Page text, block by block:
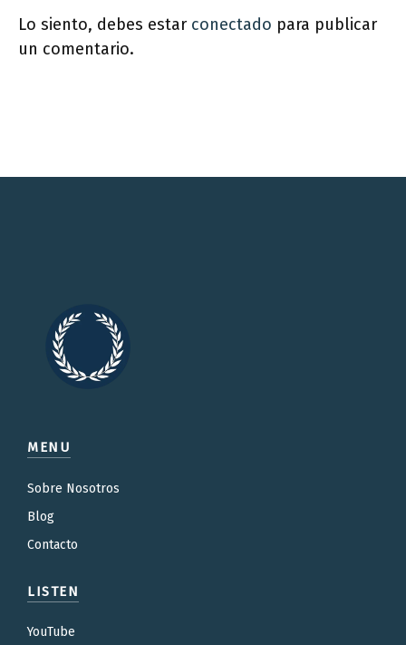
Lo siento, debes estar conectado para publicar
un comentario.
MENU
Sobre Nosotros
Blog
Contacto
LISTEN
YouTube